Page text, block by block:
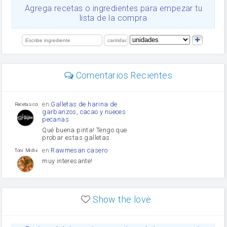
Ajos
Levadura
limón
Agrega recetas o ingredientes para empezar tu
lista de la compra
Comentarios Recientes
Recetas con sazon
en Galletas de harina de
garbanzos, cacao y nueces
pecanas
Qué buena pinta! Tengo que
probar estas galletas.
Toni Michel Caubet
en Rawmesan casero
muy interesante!
enLasaña casera fácil y
Show the love